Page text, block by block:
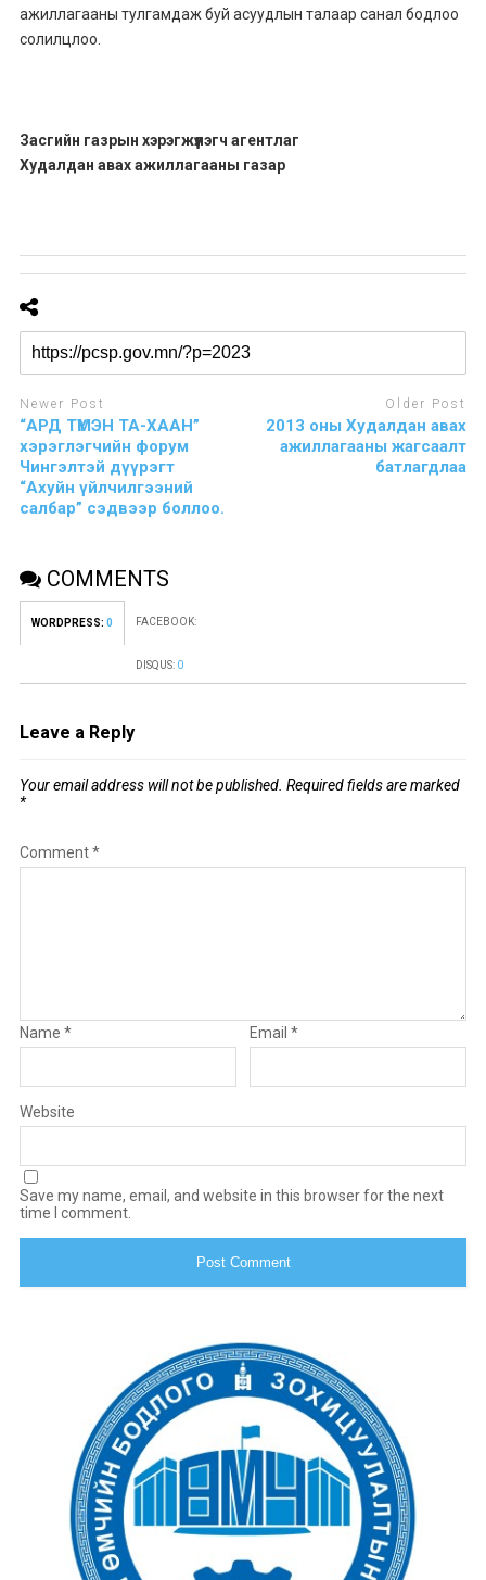
ажиллагааны тулгамдаж буй асуудлын талаар санал бодлоо
солилцлоо.
Засгийн газрын хэрэгжүүлэгч агентлаг
Худалдан авах ажиллагааны газар
Newer Post
“АРД ТҮМЭН ТА-ХААН”
хэрэглэгчийн форум
Чингэлтэй дүүрэгт
“Ахуйн үйлчилгээний
салбар” сэдвээр боллоо.
Older Post
2013 оны Худалдан авах
ажиллагааны жагсаалт
батлагдлаа
COMMENTS
WORDPRESS: 0 FACEBOOK:
DISQUS: 0
Leave a Reply
Your email address will not be published. Required fields are marked
*
Comment*
Name * Email*
Website
Save my name, email, and website in this browser for the next
time I comment.